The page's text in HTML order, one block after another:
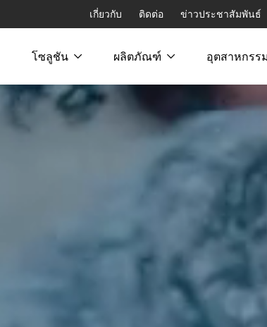
เกี่ยวกับ ติดต่อ ข่าวประชาสัมพันธ์
โซลูชัน ผลิตภัณฑ์ อุตสาหกรรม